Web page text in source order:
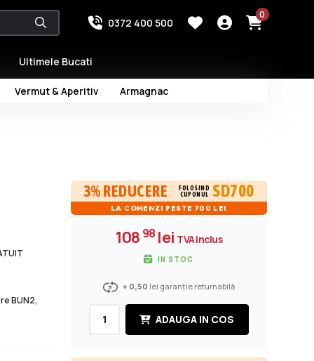
0372 400 500
0
Vermut & Aperitiv Armagnac
Ultimele Bucati
BUN2,
3% REDUCERE
FOLOSIND
CUPONUL
SD700
LA COMENZI PESTE 700 LEI
108 98 lei TVA inclus
IN STOC
+ 0,50 lei garanție returnabilă
ADAUGA IN COS